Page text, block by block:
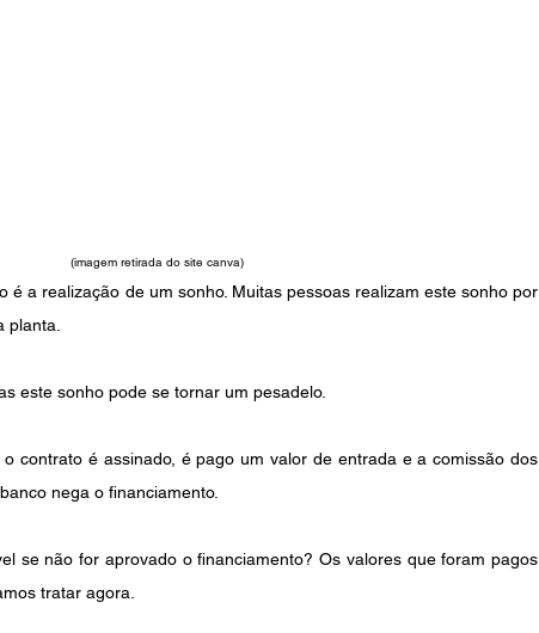
(imagem retirada do site canva)
é a realização de um sonho. Muitas pessoas realizam este sonho por
planta.
este sonho pode se tornar um pesadelo.
contrato é assinado, é pago um valor de entrada e a comissão dos
nega o financiamento.
se não for aprovado o financiamento? Os valores que foram pagos
tratar agora.